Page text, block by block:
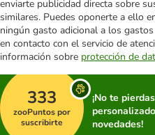
enviarte publicidad directa sobre
similares. Puedes oponerte a ello
ningún gasto adicional a los
en contacto con el servicio de
información sobre protección de
333
zooPuntos por
suscribirte
¡No te
novedades!